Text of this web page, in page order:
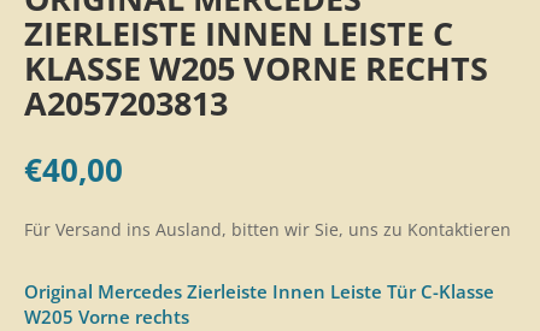
ZIERLEISTE INNEN LEISTE C
KLASSE W205 VORNE RECHTS
A2057203813
€40,00
Für Versand ins Ausland, bitten wir Sie, uns zu Kontaktieren
Original Mercedes Zierleiste Innen Leiste Tür C-Klasse
W205 Vorne rechts